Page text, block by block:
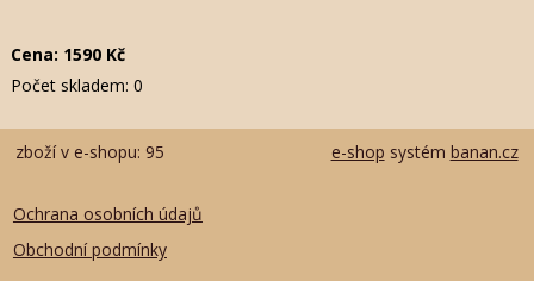
Cena: 1590Kč
Počet skladem: 0
zboží v e-shopu: 95 e-shop systém banan.cz
Ochrana osobních údajů
Obchodní podmínky